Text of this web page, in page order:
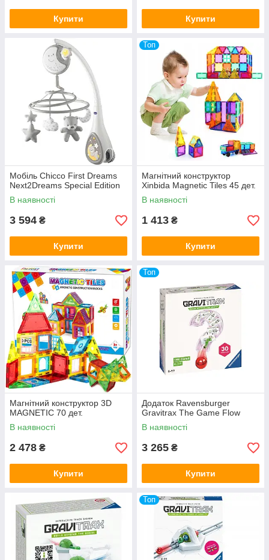
Купити Купити
Мобіль Chicco First Dreams
Next2Dreams Special Edition
В наявності
3 594 ₴
Купити
Топ
Магнітний конструктор
Xinbida Magnetic Tiles 45 дет.
В наявності
1 413 ₴
Купити
Магнітний конструктор 3D
MAGNETIC 70 дет.
В наявності
2 478 ₴
Купити
Топ
Додаток Ravensburger
Gravitrax The Game Flow
В наявності
3 265 ₴
Купити
Топ